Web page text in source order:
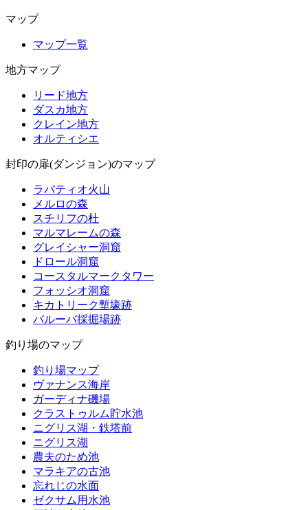
マップ
マップ一覧
地方マップ
リード地方
ダスカ地方
クレイン地方
オルティシエ
封印の扉(ダンジョン)のマップ
ラバティオ火山
メルロの森
スチリフの杜
マルマレームの森
グレイシャー洞窟
ドロール洞窟
コースタルマークタワー
フォッシオ洞窟
キカトリーク塹壕跡
バルーバ採掘場跡
釣り場のマップ
釣り場マップ
ヴァナンス海岸
ガーディナ磯場
クラストゥルム貯水池
ニグリス湖・鉄塔前
ニグリス湖
農夫のため池
マラキアの古池
忘れじの水面
ゼクサム用水池